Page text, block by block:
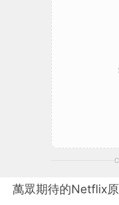
萬眾期待的Netflix